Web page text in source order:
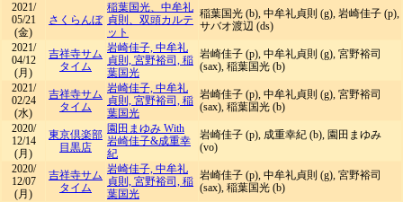
2021/
05/21
(金)
さくらんぼ
稲葉国光、中牟礼
貞則、双頭カルテ
ット
稲葉国光 (b), 中牟礼貞則 (g), 岩崎佳子 (p),
サバオ渡辺 (ds)
2021/
04/12
(月)
吉祥寺サム
タイム
岩崎佳子, 中牟礼
貞則, 宮野裕司, 稲
葉国光
岩崎佳子 (p), 中牟礼貞則 (g), 宮野裕司
(sax), 稲葉国光 (b)
2021/
02/24
(水)
吉祥寺サム
タイム
岩崎佳子, 中牟礼
貞則, 宮野裕司, 稲
葉国光
岩崎佳子 (p), 中牟礼貞則 (g), 宮野裕司
(sax), 稲葉国光 (b)
2020/
12/14
(月)
東京倶楽部
目黒店
園田まゆみ With
岩崎佳子&成重幸
紀
岩崎佳子 (p), 成重幸紀 (b), 園田まゆみ
(vo)
2020/
12/07
(月)
吉祥寺サム
タイム
岩崎佳子, 中牟礼
貞則, 宮野裕司, 稲
葉国光
岩崎佳子 (p), 中牟礼貞則 (g), 宮野裕司
(sax), 稲葉国光 (b)